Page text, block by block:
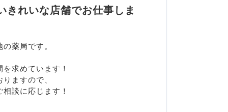
れいな店舗でお仕事しま
薬局です。
求めています！
ますので、
談に応じます！